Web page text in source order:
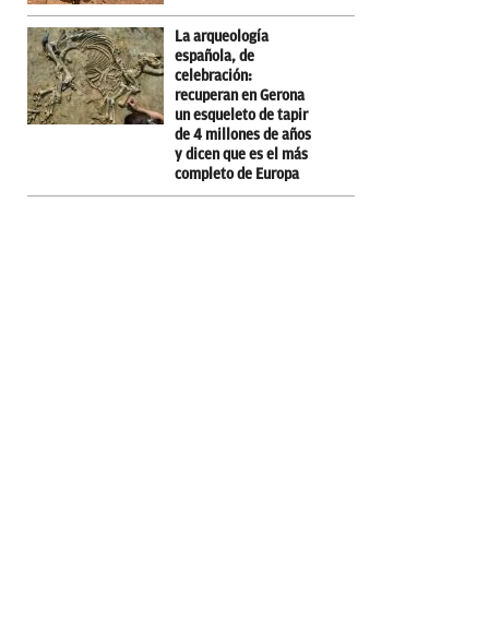
La arqueología
española, de
celebración:
recuperan en Gerona
un esqueleto de tapir
de 4 millones de años
y dicen que es el más
completo de Europa